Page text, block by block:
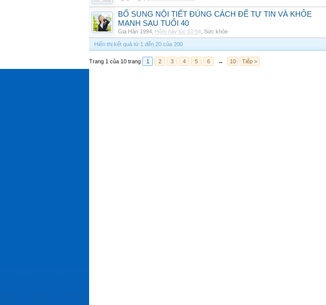
BỔ SUNG NỘI TIẾT ĐÚNG CÁCH ĐỂ TỰ TIN VÀ KHỎE
MẠNH SẠU TUỔI 40
Gia Hân 1994 Hôm nay lúc 10:54 Sức khỏe
Hiển thị kết quả từ 1 đến 20 của 200
Trang 1 của 10 trang 1 2 3 4 5 6 → 10 Tiếp >